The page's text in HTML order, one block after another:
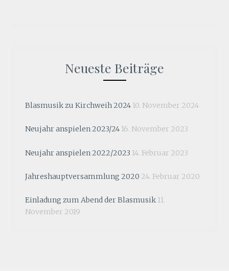
Neueste Beiträge
Blasmusik zu Kirchweih 2024 10. November 2024
Neujahr anspielen 2023/24 16. November 2023
Neujahr anspielen 2022/2023 14. Februar 2023
Jahreshauptversammlung 2020 24. Februar 2020
Einladung zum Abend der Blasmusik 11.
November 2019